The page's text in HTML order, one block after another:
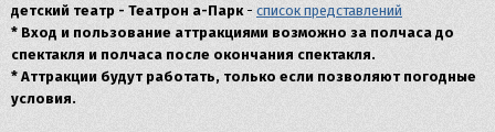
детский театр - Театрон а-Парк- список представлений
* Вход и пользование аттракциями возможно за полчаса до
спектакля и полчаса после окончания спектакля.
* Аттракции будут работать, только если позволяют погодные
условия.